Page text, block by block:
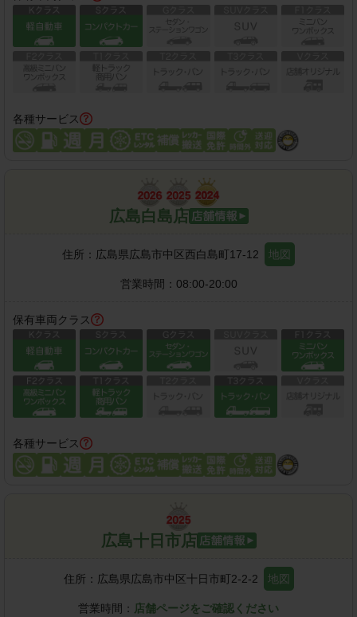
各種サービス
広島白島店
住所： 広島県広島市中区西白島町17-12 地図
営業時間： 08:00-20:00
保有車両クラス
各種サービス
広島十日市店
住所： 広島県広島市中区十日市町2-2-2 地図
営業時間： 店舗ページをご確認ください